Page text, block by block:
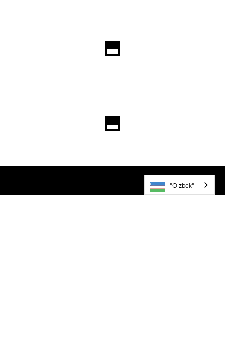
"O'zbek"